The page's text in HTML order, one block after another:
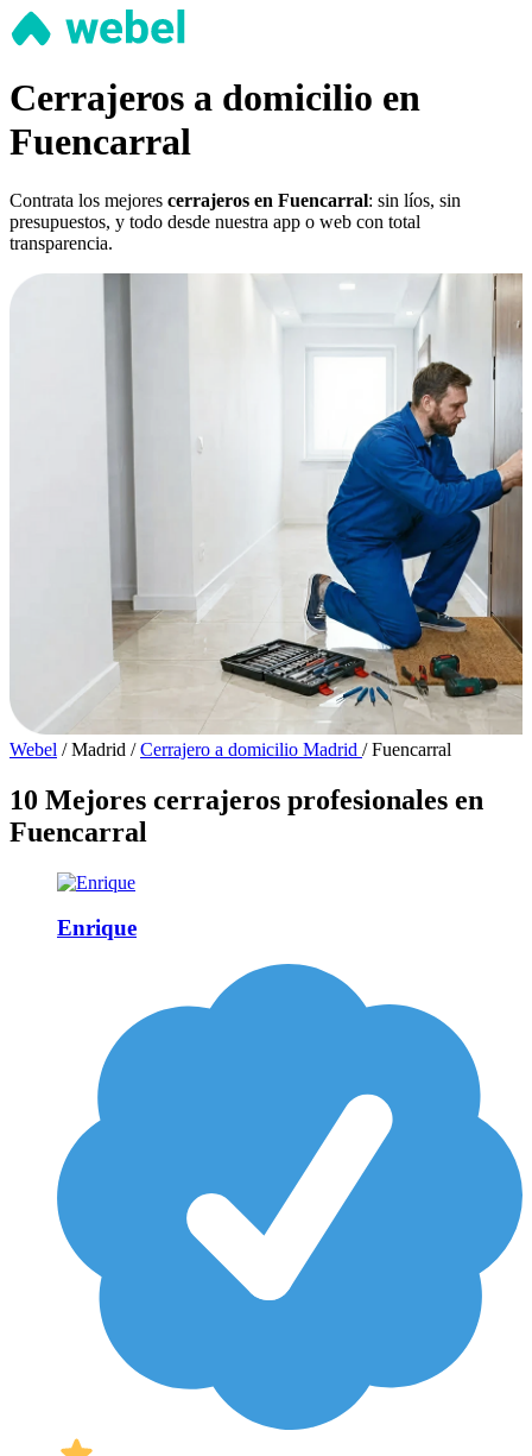
Cerrajeros a domicilio en
Fuencarral
Contrata los mejores cerrajeros en Fuencarral: sin líos, sin
presupuestos, y todo desde nuestra app o web con total
transparencia.
Webel / Madrid / Cerrajero a domicilio Madrid / Fuencarral
10 Mejores cerrajeros profesionales en
Fuencarral
Enrique